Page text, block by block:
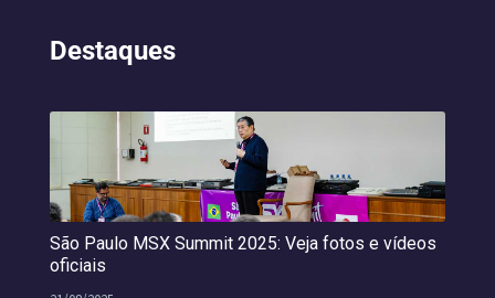
Destaques
São Paulo MSX Summit 2025: Veja fotos e vídeos
oficiais